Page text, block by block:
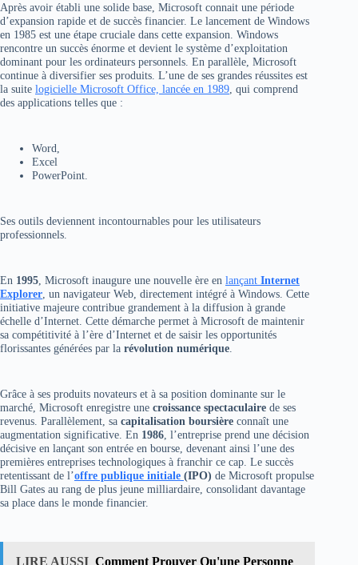
Après avoir établi une solide base, Microsoft connait une période
d’expansion rapide et de succès financier. Le lancement de Windows
en 1985 est une étape cruciale dans cette expansion. Windows
rencontre un succès énorme et devient le système d’exploitation
dominant pour les ordinateurs personnels. En parallèle, Microsoft
continue à diversifier ses produits. L’une de ses grandes réussites est
la suite logicielle Microsoft Office, lancée en 1989 , qui comprend
des applications telles que :
Word,
Excel
PowerPoint.
Ses outils deviennent incontournables pour les utilisateurs
professionnels.
En 1995 , Microsoft inaugure une nouvelle ère en lançant Internet
Explorer , un navigateur Web, directement intégré à Windows. Cette
initiative majeure contribue grandement à la diffusion à grande
échelle d’Internet. Cette démarche permet à Microsoft de maintenir
sa compétitivité à l’ère d’Internet et de saisir les opportunités
florissantes générées par la révolution numérique
Grâce à ses produits novateurs et à sa position dominante sur le
marché, Microsoft enregistre une croissance spectaculaire de ses
revenus. Parallèlement, sa capitalisation boursière connaît une
augmentation significative. En 1986 , l’entreprise prend une décision
décisive en lançant son entrée en bourse, devenant ainsi l’une des
premières entreprises technologiques à franchir ce cap. Le succès
retentissant de l’offre publique initiale (IPO) de Microsoft propulse
Bill Gates au rang de plus jeune milliardaire, consolidant davantage
sa place dans le monde financier.
LIRE AUSSI Comment Prouver Qu'une Personne